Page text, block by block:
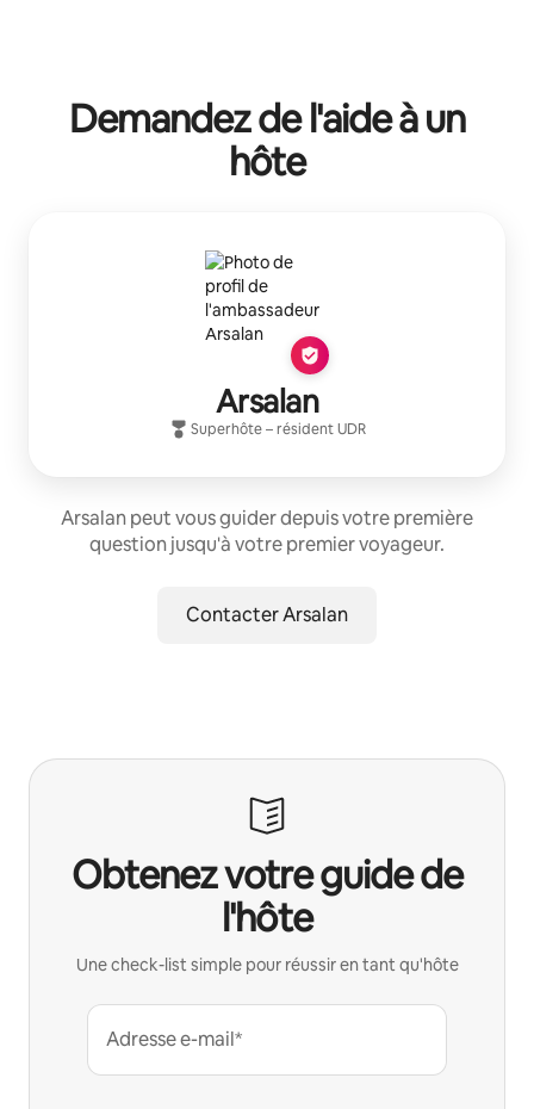
Demandez de l'aide à un
hôte
Arsalan
Superhôte– résidentUDR
Arsalan peut vous guider depuis votre première
question jusqu'à votre premier voyageur.
Contacter Arsalan
Obtenez votre guide de
l'hôte
Une check-list simple pour réussir en tant qu'hôte
Adresse e-mail*